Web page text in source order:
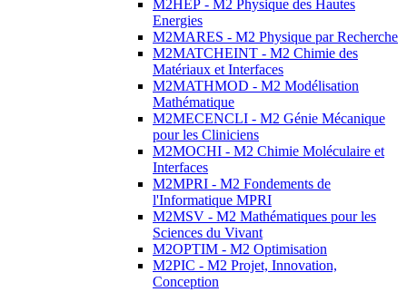
M2HEP - M2 Physique des Hautes
Energies
M2MARES - M2 Physique par Recherche
M2MATCHEINT - M2 Chimie des
Matériaux et Interfaces
M2MATHMOD - M2 Modélisation
Mathématique
M2MECENCLI - M2 Génie Mécanique
pour les Cliniciens
M2MOCHI - M2 Chimie Moléculaire et
Interfaces
M2MPRI - M2 Fondements de
l'Informatique MPRI
M2MSV - M2 Mathématiques pour les
Sciences du Vivant
M2OPTIM - M2 Optimisation
M2PIC - M2 Projet, Innovation,
Conception